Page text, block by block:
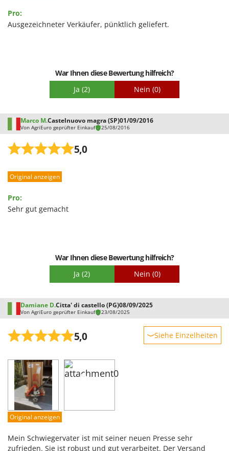
Shindaiwa
Smartwood
Smeg
Snapper
Solidur
Spiralmac
Spyro
T
Tecla
TecnoGen
Tellarini Pompe
Telwin
Tenco
Tineco
Titania
Tornado
Tre Spade
Trev - Abrek - TecnoVIR
Pro:
Ausgezeichneter Verkäufer, pünktlich geliefert.
War Ihnen diese Bewertung hilfreich?
Ja (2) Nein (0)
Marco M.Castelnuovo magra (SP)01/09/2016
Von AgriEuro geprüfter Einkauf 25/08/2016
5,0
Original anzeigen
Pro:
Sehr gut gemacht
War Ihnen diese Bewertung hilfreich?
Ja (2) Nein (0)
Damiane D.Citta' di castello (PG)08/09/2025
Von AgriEuro geprüfter Einkauf 23/08/2025
5,0 Siehe Einzelheiten
Leistung
Benutzerfreundlichkeit
Qualität / Preis
Schwierigkeitsgrad Zusammenbau
Original anzeigen
Mein Schwiegervater ist mit seiner neuen Presse sehr
zufrieden. Sie ist robust und gut verarbeitet. Der Versand